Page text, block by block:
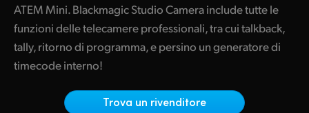
Mexico
Malaysia
Netherlands
New Zealand
ATEM Mini. Blackmagic Studio Camera include tutte le
funzioni delle telecamere professionali, tra cui talkback,
tally, ritorno di programma, e persino un generatore di
timecode interno!
Trova un rivenditore